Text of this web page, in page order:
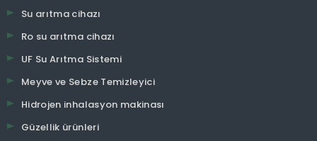
Küçük hava temizleyici
Tvoc hava temizleyici
HEPA hava temizleyici
Ev hava temizleyici
UVC hava temizleyici
Hidrojen su makinesi